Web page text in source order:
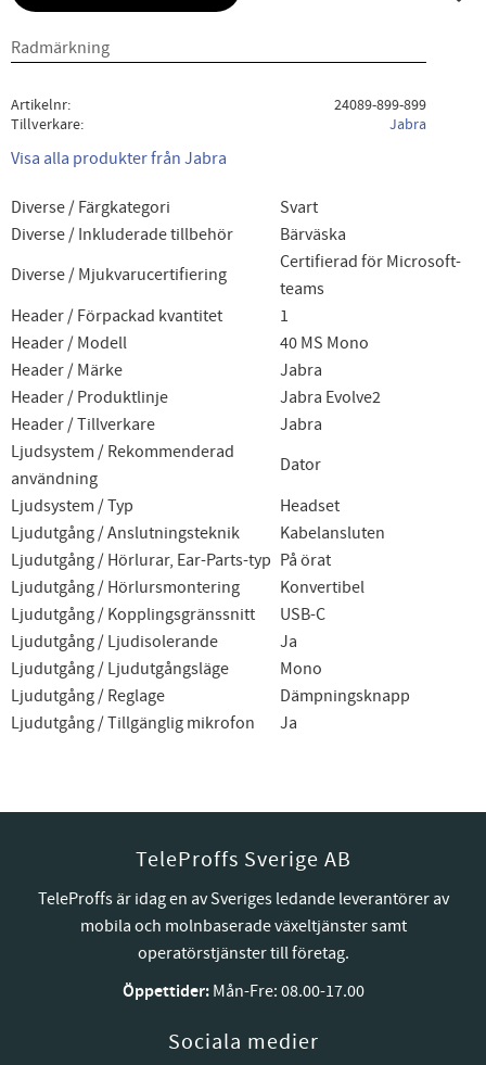
Artikelnr
24089-899-899
Tillverkare
Jabra
Visa alla produkter från Jabra
Diverse / Färgkategori
Svart
Diverse / Inkluderade tillbehör
Bärväska
Diverse / Mjukvarucertifiering
Certifierad för Microsoft-
teams
Header / Förpackad kvantitet
1
Header / Modell
40 MS Mono
Header / Märke
Jabra
Header / Produktlinje
Jabra Evolve2
Header / Tillverkare
Jabra
Ljudsystem / Rekommenderad
användning
Dator
Ljudsystem / Typ
Headset
Ljudutgång / Anslutningsteknik
Kabelansluten
Ljudutgång / Hörlurar, Ear-Parts-typ På örat
Ljudutgång / Hörlursmontering
Konvertibel
Ljudutgång / Kopplingsgränssnitt
USB-C
Ljudutgång / Ljudisolerande
Ja
Ljudutgång / Ljudutgångsläge
Mono
Ljudutgång / Reglage
Dämpningsknapp
Ljudutgång / Tillgänglig mikrofon
Ja
TeleProffs Sverige AB
TeleProffs är idag en av Sveriges ledande leverantörer av
mobila och molnbaserade växeltjänster samt
operatörstjänster till företag.
Öppettider:Mån-Fre: 08.00-17.00
Sociala medier